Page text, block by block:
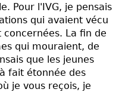
Pour l'IVG, je pensais
qui avaient vécu
La fin de
qui mouraient, de
que les jeunes
fait étonnée des
je vous reçois, je